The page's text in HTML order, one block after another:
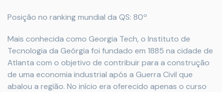
Posição no ranking mundial da QS: 80º
Mais conhecida como Georgia Tech, o Instituto de
Tecnologia da Geórgia foi fundado em 1885 na cidade de
Atlanta com o objetivo de contribuir para a construção
de uma economia industrial após a Guerra Civil que
abalou a região. No início era oferecido apenas o curso